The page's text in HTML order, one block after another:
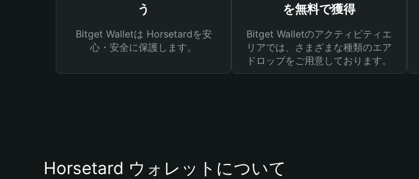
う
Bitget Walletは Horsetardを安
心・安全に保護します。
を無料で獲得
Bitget Walletのアクティビティエ
リアでは、さまざまな種類のエア
ドロップをご用意しております。
Horsetard ウォレットについて